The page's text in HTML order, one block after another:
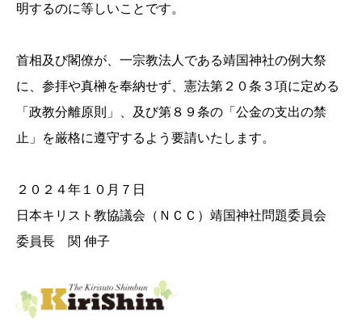
明するのに等しいことです。
首相及び閣僚が、一宗教法人である靖国神社の例大祭
に、参拝や真榊を奉納せず、憲法第２０条３項に定める
「政教分離原則」、及び第８９条の「公金の支出の禁
止」を厳格に遵守するよう要請いたします。
２０２４年１０月７日
日本キリスト教協議会（ＮＣＣ）靖国神社問題委員会
委員長 関 伸子